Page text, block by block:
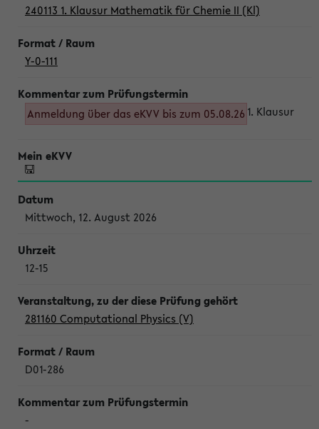
240113 1. Klausur Mathematik für Chemie II (Kl)
Y-0-111
Anmeldung über das eKVV bis zum 05.08.26 1. Klausur
Mittwoch, 12. August 2026
12-15
281160 Computational Physics (V)
D01-286
-